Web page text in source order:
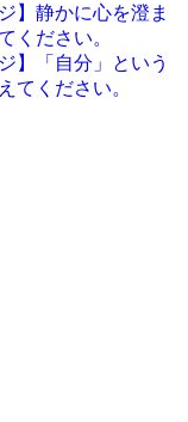
】静かに心を澄ま
ください。
】「自分」という
てください。